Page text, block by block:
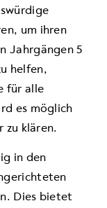
um ihren
Jahrgängen 5
helfen,
für alle
es möglich
zu klären.
in den
Dies bietet